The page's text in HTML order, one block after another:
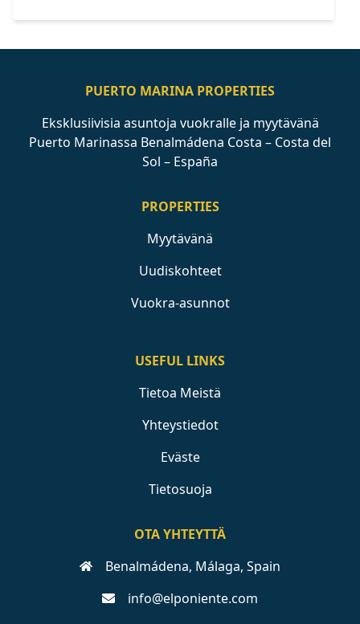
PUERTO MARINA PROPERTIES
Eksklusiivisia asuntoja vuokralle ja myytävänä
Puerto Marinassa Benalmádena Costa – Costa del
Sol – España
PROPERTIES
Myytävänä
Uudiskohteet
Vuokra-asunnot
USEFUL LINKS
Tietoa Meistä
Yhteystiedot
Eväste
Tietosuoja
OTA YHTEYTTÄ
Benalmádena, Málaga, Spain
info@elponiente.com